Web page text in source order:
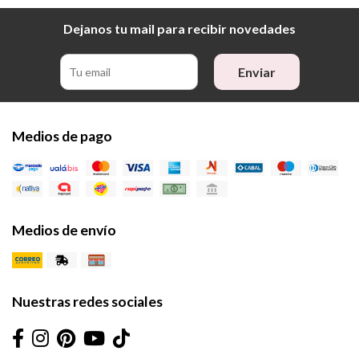
Dejanos tu mail para recibir novedades
Enviar
Medios de pago
Medios de envío
Nuestras redes sociales